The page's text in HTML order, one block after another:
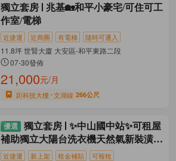
獨立套房
兆基🏡和平小豪宅/可住可工
作室/電梯
近捷運 近商圈 有電梯 隨時可遷入
11.8坪 世賢大廈 大安區-和平東路二段
07-30發佈
21,000元/月
距科技大樓 文湖線 266公尺
獨立套房
✨中山國中站✨可租屋
補助獨立大陽台洗衣機天然氣新裝潢家
電
近捷運 新上架 租金補貼 可報稅